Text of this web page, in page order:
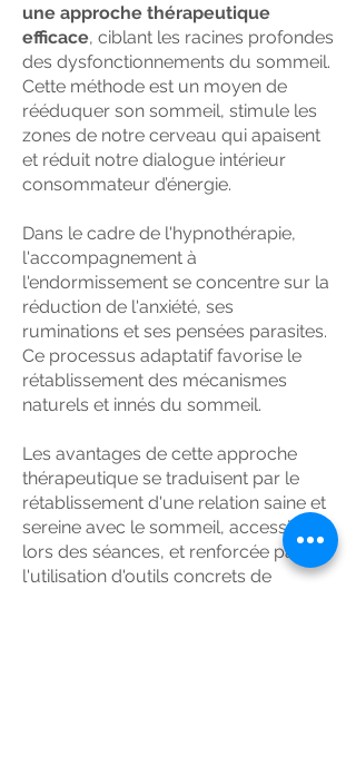
une approche thérapeutique
efficace, ciblant les racines profondes
des dysfonctionnements du sommeil.
Cette méthode est un moyen de
rééduquer son sommeil, stimule les
zones de notre cerveau qui apaisent
et réduit notre dialogue intérieur
consommateur d’énergie.
Dans le cadre de l'hypnothérapie,
l'accompagnement à
l'endormissement se concentre sur la
réduction de l'anxiété, ses
ruminations et ses pensées parasites.
Ce processus adaptatif favorise le
rétablissement des mécanismes
naturels et innés du sommeil.
Les avantages de cette approche
thérapeutique se traduisent par le
rétablissement d'une relation saine et
sereine avec le sommeil, accessible
lors des séances, et renforcée par
l'utilisation d'outils concrets de